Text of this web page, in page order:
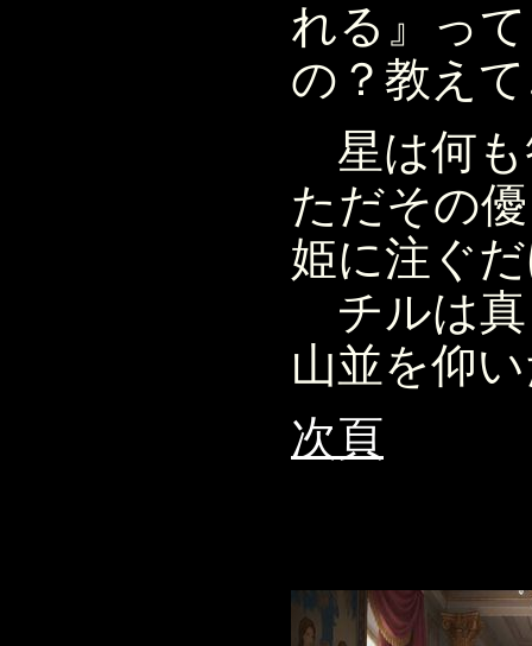
れる』っ
の？教え
星は何も
ただその
姫に注ぐ
チルは真
山並を仰
次頁